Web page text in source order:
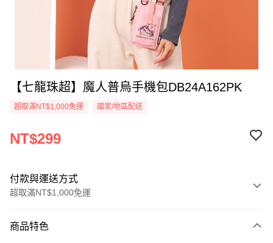
【七龍珠超】魔人普烏手機包DB24A162PK
超取滿NT$1,000免運 國家/地區配送
NT$299
付款與運送方式
超取滿NT$1,000免運
信用卡一次付款
商品特色